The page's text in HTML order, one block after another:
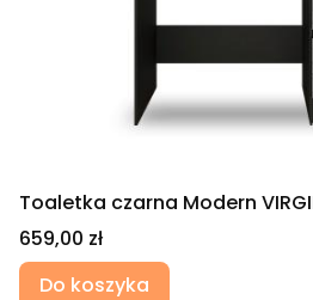
Toaletka czarna Modern
Cena
659,00 zł
Do koszyka